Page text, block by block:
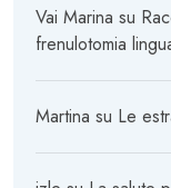
Vai Marina su
frenulotomia
Martina su Le